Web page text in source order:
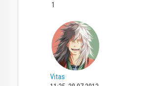
1
Vitas